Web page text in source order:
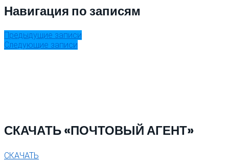
Навигация по записям
Предыдущие записи
Следующие записи
СКАЧАТЬ «ПОЧТОВЫЙ АГЕНТ»
СКАЧАТЬ